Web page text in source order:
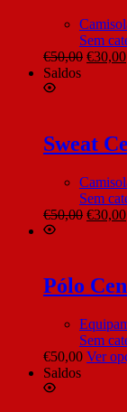
Sem
€50,00 €30,00
Saldos
Sweat
Sem
€50,00 €30,00
Pólo
Sem
€50,00 Ver
Saldos